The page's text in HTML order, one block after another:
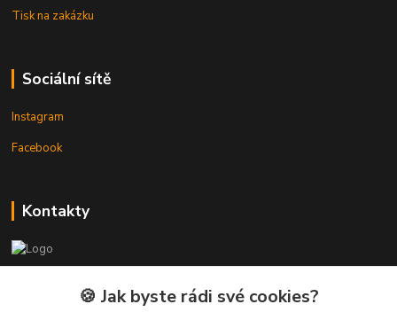
Tisk na zakázku
Sociální sítě
Instagram
Facebook
Kontakty
🍪 Jak byste rádi své cookies?